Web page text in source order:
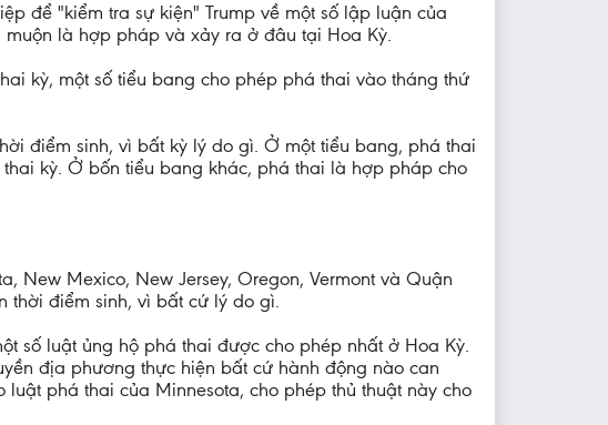
để "kiểm tra sự kiện" Trump về một số lập luận của
là hợp pháp và xảy ra ở đâu tại Hoa Kỳ.
kỳ, một số tiểu bang cho phép phá thai vào tháng thứ
điểm sinh, vì bất kỳ lý do gì. Ở một tiểu bang, phá thai
kỳ. Ở bốn tiểu bang khác, phá thai là hợp pháp cho
New Mexico, New Jersey, Oregon, Vermont và Quận
thời điểm sinh, vì bất cứ lý do gì.
số luật ủng hộ phá thai được cho phép nhất ở Hoa Kỳ.
địa phương thực hiện bất cứ hành động nào can
phá thai của Minnesota, cho phép thủ thuật này cho